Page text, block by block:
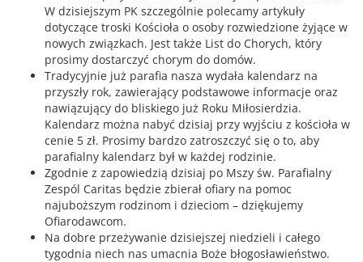
W dzisiejszym PK szczególnie polecamy artykuły
dotyczące troski Kościoła o osoby rozwiedzione żyjące w
nowych związkach. Jest także List do Chorych, który
prosimy dostarczyć chorym do domów.
Tradycyjnie już parafia nasza wydała kalendarz na
przyszły rok, zawierający podstawowe informacje oraz
nawiązujący do bliskiego już Roku Miłosierdzia.
Kalendarz można nabyć dzisiaj przy wyjściu z kościoła w
cenie 5 zł. Prosimy bardzo zatroszczyć się o to, aby
parafialny kalendarz był w każdej rodzinie.
Zgodnie z zapowiedzią dzisiaj po Mszy św. Parafialny
Zespól Caritas będzie zbierał ofiary na pomoc
najuboższym rodzinom i dzieciom – dziękujemy
Ofiarodawcom.
Na dobre przeżywanie dzisiejszej niedzieli i całego
tygodnia niech nas umacnia Boże błogosławieństwo.